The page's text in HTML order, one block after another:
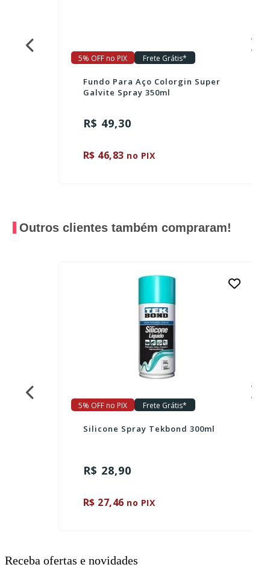
5% OFF no PIX Frete Grátis*
Fundo Para Aço Colorgin Super
Galvite Spray 350ml
R$ 49,30
R$ 46,83 no PIX
Outros clientes também compraram!
5% OFF no PIX Frete Grátis*
Silicone Spray Tekbond 300ml
R$ 28,90
R$ 27,46 no PIX
Receba ofertas e novidades